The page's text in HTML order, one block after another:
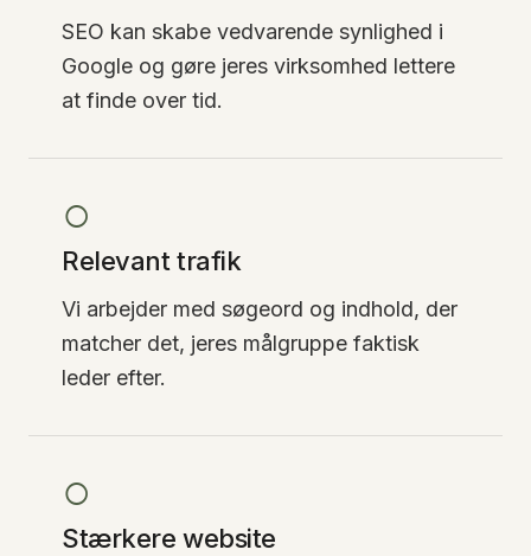
SEO kan skabe vedvarende synlighed i
Google og gøre jeres virksomhed lettere
at finde over tid.
○
Relevant trafik
Vi arbejder med søgeord og indhold, der
matcher det, jeres målgruppe faktisk
leder efter.
○
Stærkere website